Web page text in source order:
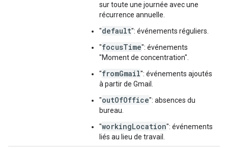
sur toute une journée avec une
récurrence annuelle.
"default": événements réguliers.
"focusTime": événements
"Moment de concentration".
"fromGmail": événements ajoutés
à partir de Gmail.
"outOfOffice": absences du
bureau.
"workingLocation": événements
liés au lieu de travail.